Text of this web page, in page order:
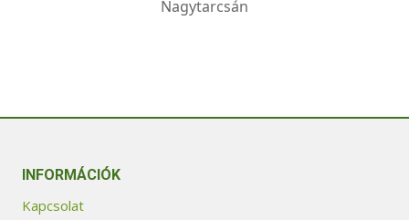
Nagytarcsán
INFORMÁCIÓK
Kapcsolat